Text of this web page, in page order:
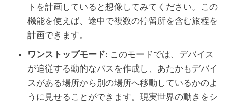
トを計画していると想像してみてください。この
機能を使えば、途中で複数の停留所を含む旅程を
計画できます。
ワンストップモード: このモードでは、デバイス
が追従する動的なパスを作成し、あたかもデバイ
スがある場所から別の場所へ移動しているかのよ
うに見せることができます。現実世界の動きをシ